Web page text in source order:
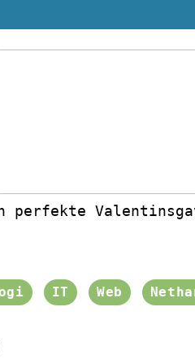
perfekte
IT Web